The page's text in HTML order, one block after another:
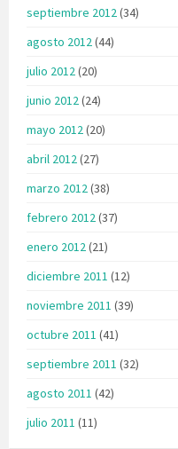
septiembre 2012(34)
agosto 2012(44)
julio 2012(20)
junio 2012(24)
mayo 2012(20)
abril 2012(27)
marzo 2012(38)
febrero 2012(37)
enero 2012(21)
diciembre 2011 (12)
noviembre 2011 (39)
octubre 2011 (41)
septiembre 2011 (32)
agosto 2011 (42)
julio 2011 (11)